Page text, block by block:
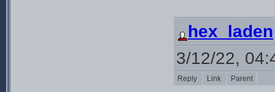
hex_laden
3/12/22,
Reply Link Parent